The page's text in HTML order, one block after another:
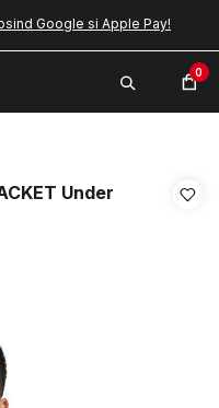
Google si Apple Pay!
0
Under